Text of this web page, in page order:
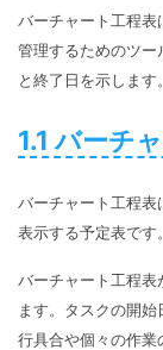
バーチャート工程表
管理するためのツー
と終了日を示します。
1.1 バーチ
バーチャート工程表
表示する予定表です。
バーチャート工程表
ます。タスクの開
行具合や個々の作業